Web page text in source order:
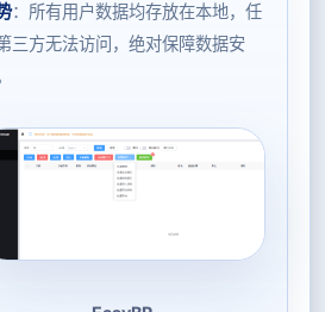
：所有用户数据均存放在本地，任
三方无法访问，绝对保障数据安